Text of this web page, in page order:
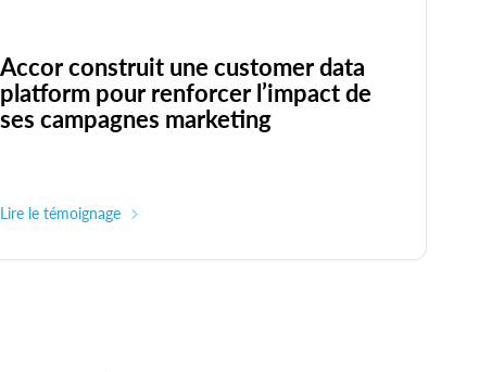
Accor construit une customer data
platform pour renforcer l’impact de
ses campagnes marketing
Lire le témoignage